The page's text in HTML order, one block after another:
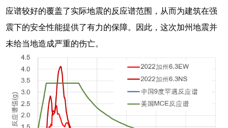
应谱较好的覆盖了实际地震的反应谱范围，从而为建筑在强
震下的安全性能提供了有力的保障。因此，这次加州地震并
未给当地造成严重的伤亡。